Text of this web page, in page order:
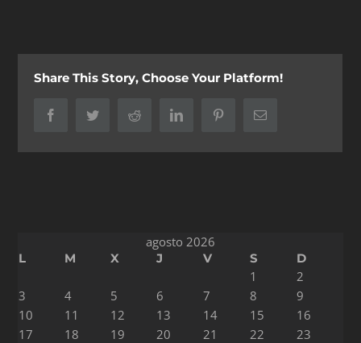
Share This Story, Choose Your Platform!
FacebookTwitter Reddit LinkedIn PinterestCorreo
agosto 2026
L M X J V S D
1
2
3
4 5 6 7 8
9
10
11 12 13 14 15
16
17
18 19 20 21 22
23